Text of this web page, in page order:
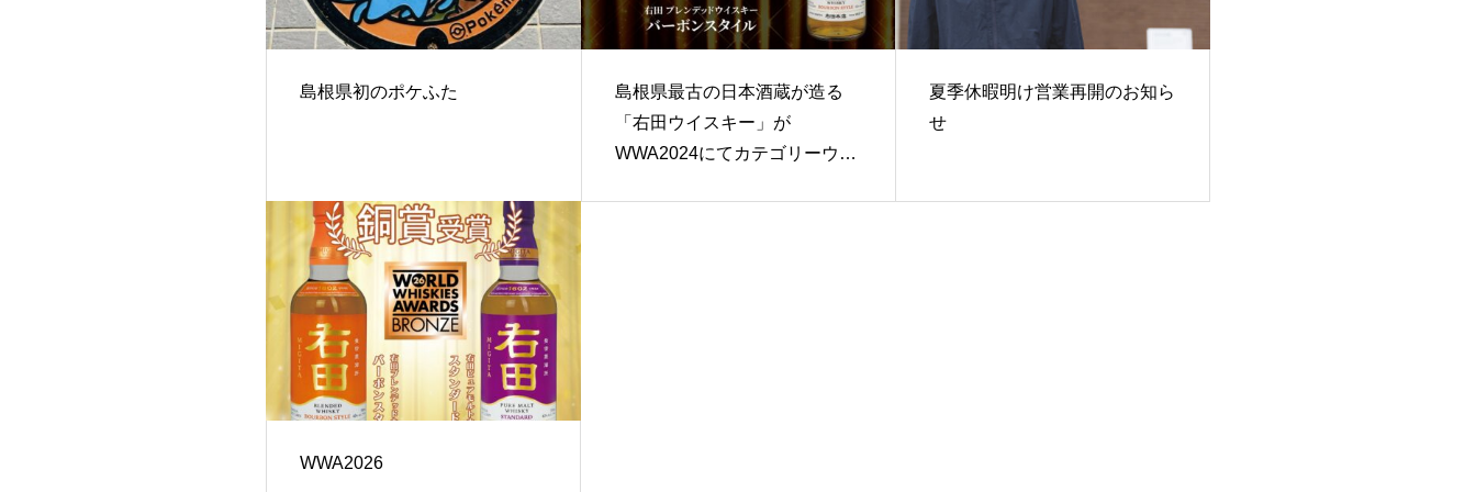
島根県初のポケふた
島根県最古の日本酒蔵が造る
「右田ウイスキー」が
WWA2024にてカテゴリーウィ
夏季休暇明け営業再開のお知ら
せ
WWA2026